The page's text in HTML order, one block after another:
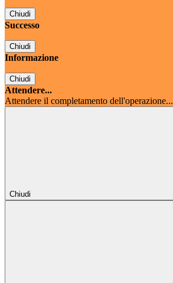
Chiudi
Successo
Chiudi
Informazione
Chiudi
Attendere...
Attendere il completamento dell'operazione...
Chiudi